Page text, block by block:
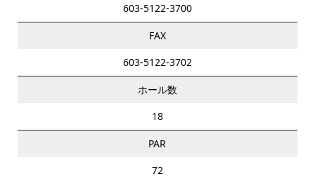
603-5122-3700
FAX
603-5122-3702
ホール数
18
PAR
72